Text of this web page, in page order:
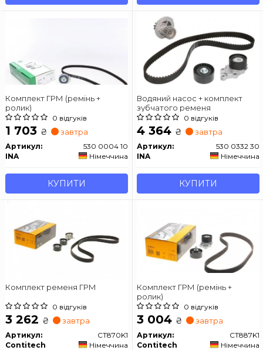
Комплект ГРМ (ремінь +
ролик)
0 відгуків
1 703 ₴ завтра
Артикул:
530 0004 10
INA
Німеччина
КУПИТИ
Водяний насос + комплект
зубчатого ременя
0 відгуків
4 364 ₴ завтра
Артикул:
530 0332 30
INA
Німеччина
КУПИТИ
Комплект ременя ГРМ
0 відгуків
3 262 ₴ завтра
Артикул:
CT870K1
Contitech
Німеччина
Комплект ГРМ (ремінь +
ролик)
0 відгуків
3 004 ₴ завтра
Артикул:
CT887K1
Contitech
Німеччина